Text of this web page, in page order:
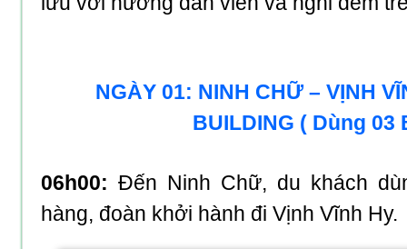
NGÀY 01: NINH CHỮ – VỊNH
BUILDING ( Dùng 03
06h00: Đến Ninh Chữ, du khách
hàng, đoàn khởi hành đi Vịnh Vĩnh Hy.